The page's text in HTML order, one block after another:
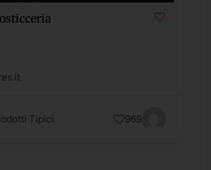
Tipici 969